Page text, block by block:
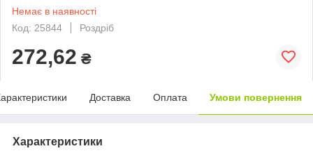
Немає в наявності
Код: 25844
Роздріб
272,62 ₴
Доставка Оплата Умови повернення
Характеристики